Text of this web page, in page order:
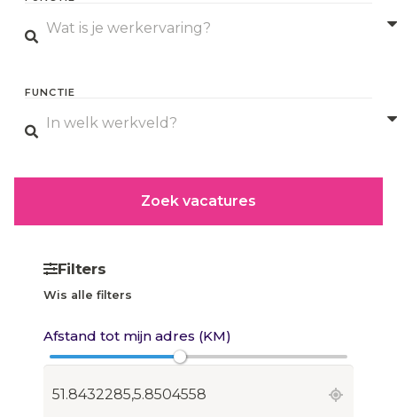
Zoek vacatures
Filters
Wis alle filters
Afstand tot mijn adres (KM)